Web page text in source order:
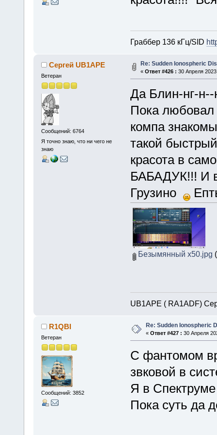
Граббер 136 кГц/SID
Сергей UB1APE
Ветеран
Сообщений: 6764
Я точно знаю, что ни чего не
знаю
Re: Sudden Ionospheric
« Ответ #426 : 30 Апреля
Да Блин-нг-
Пока любовал
компа
такой
красота в
БАБАДУК!!! И
Грузино
Безымянный х50.jpg
UB1APE ( RA1ADF)
R1QBI
Ветеран
Сообщений: 3852
Re: Sudden Ionospheric
« Ответ #427 : 30 Апреля
С фантомом
звковой в
Я в
Пока суть да